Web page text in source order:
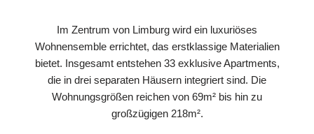
Im Zentrum von Limburg wird ein luxuriöses
Wohnensemble errichtet, das erstklassige Materialien
bietet. Insgesamt entstehen 33 exklusive Apartments,
die in drei separaten Häusern integriert sind. Die
Wohnungsgrößen reichen von 69m² bis hin zu
großzügigen 218m².